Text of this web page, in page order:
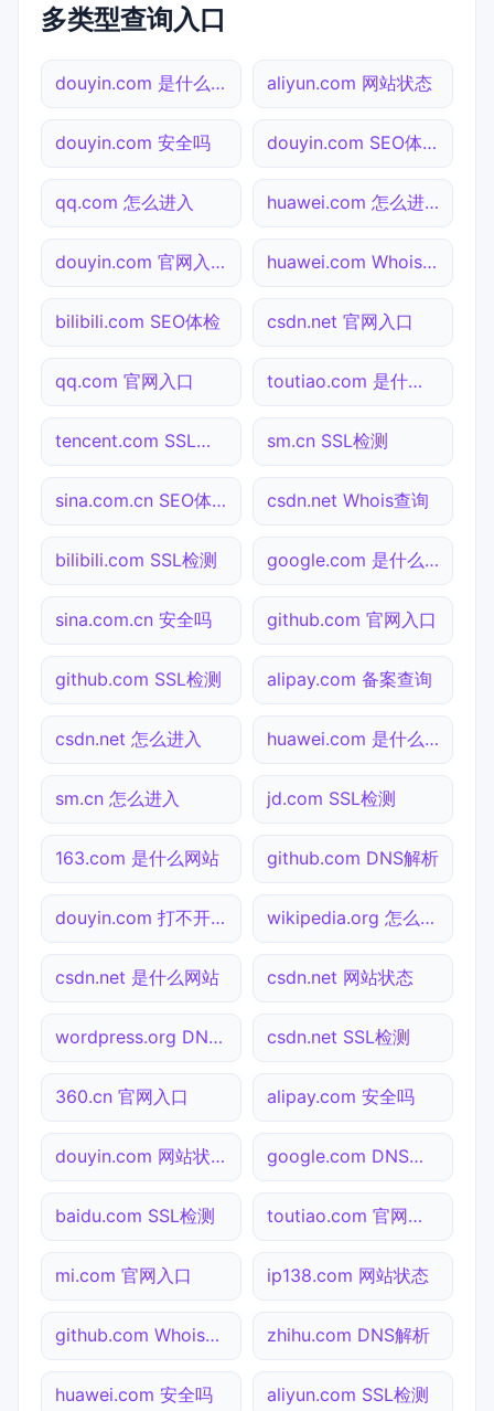
多类型查询入口
douyin.com 是什么网站 aliyun.com 网站状态
douyin.com 安全吗 douyin.com SEO体检
qq.com 怎么进入 huawei.com 怎么进入
douyin.com 官网入口 huawei.com Whois查询
bilibili.com SEO体检 csdn.net 官网入口
qq.com 官网入口 toutiao.com 是什么网站
tencent.com SSL检测 sm.cn SSL检测
sina.com.cn SEO体检 csdn.net Whois查询
bilibili.com SSL检测 google.com 是什么网站
sina.com.cn 安全吗 github.com 官网入口
github.com SSL检测 alipay.com 备案查询
csdn.net 怎么进入 huawei.com 是什么网站
sm.cn 怎么进入 jd.com SSL检测
163.com 是什么网站 github.com DNS解析
douyin.com 打不开检测 wikipedia.org 怎么进入
csdn.net 是什么网站 csdn.net 网站状态
wordpress.org DNS解析 csdn.net SSL检测
360.cn 官网入口 alipay.com 安全吗
douyin.com 网站状态 google.com DNS解析
baidu.com SSL检测 toutiao.com 官网入口
mi.com 官网入口 ip138.com 网站状态
github.com Whois查询 zhihu.com DNS解析
huawei.com 安全吗 aliyun.com SSL检测